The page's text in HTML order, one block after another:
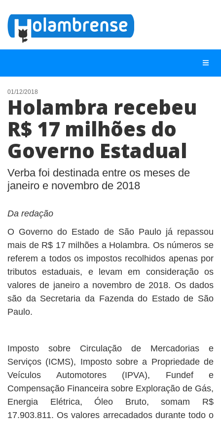
NOTÍCIAS
LISTA DIGITAL
TELEFONES ÚTEIS
ANUNCIE
01/12/2018
Holambra recebeu
R$ 17 milhões do
Governo Estadual
Verba foi destinada entre os meses de
janeiro e novembro de 2018
Da redação
O Governo do Estado de São Paulo já repassou
mais de R$ 17 milhões a Holambra. Os números se
referem a todos os impostos recolhidos apenas por
tributos estaduais, e levam em consideração os
valores de janeiro a novembro de 2018. Os dados
são da Secretaria da Fazenda do Estado de São
Paulo.
Imposto sobre Circulação de Mercadorias e
Serviços (ICMS), Imposto sobre a Propriedade de
Veículos Automotores (IPVA), Fundef e
Compensação Financeira sobre Exploração de Gás,
Energia Elétrica, Óleo Bruto, somam R$
17.903.811. Os valores arrecadados durante todo o